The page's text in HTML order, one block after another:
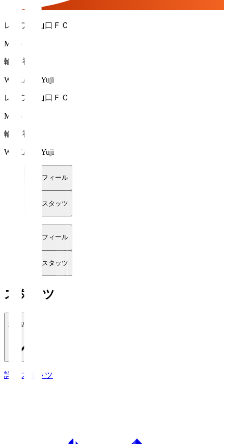
レノファ山口ＦＣ
MF 6
輪笠 祐士
WAKASA Yuji
レノファ山口ＦＣ
MF 6
輪笠 祐士
WAKASA Yuji
プロフィール
詳細スタッツ
プロフィール
詳細スタッツ
スタッツ
2026/27
詳細スタッツ